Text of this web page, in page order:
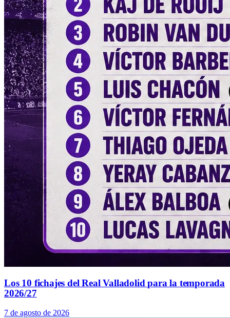
Los 10 fichajes del Real Valladolid para la temporada
2026/27
7 de agosto de 2026